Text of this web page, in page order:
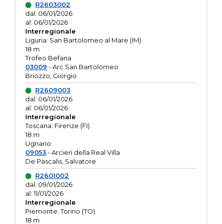
R2603002
dal: 06/01/2026
al: 06/01/2026
Interregionale
Liguria: San Bartolomeo al Mare (IM)
18 m
Trofeo Befana
03009 - Arc.San Bartolomeo
Briozzo, Giorgio
R2609003
dal: 06/01/2026
al: 06/01/2026
Interregionale
Toscana: Firenze (FI)
18 m
Ugnano
09053- Arcieri della Real Villa
De Pascalis, Salvatore
R2601002
dal: 09/01/2026
al: 11/01/2026
Interregionale
Piemonte: Torino (TO)
18 m